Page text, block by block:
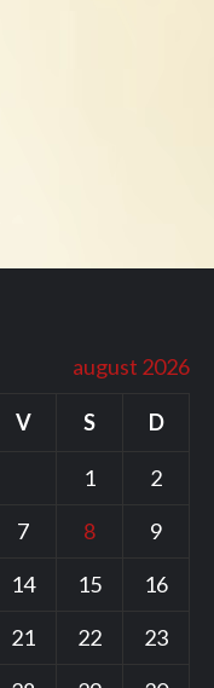
august 2026
V S D
1
2
7 8
9
14 15
16
21 22
23